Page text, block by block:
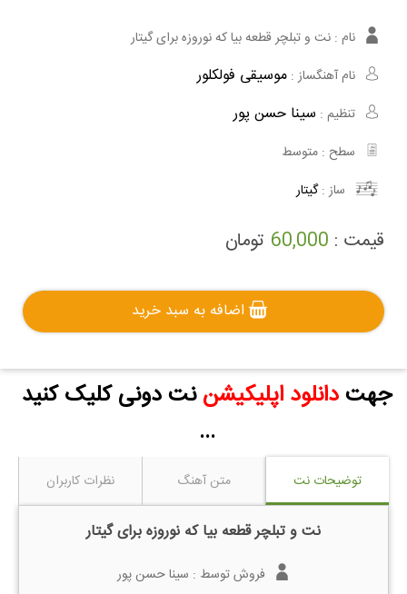
نام : نت و تبلچر قطعه بیا که نوروزه برای گیتار
نام آهنگساز : موسیقی فولکلور
تنظیم : سینا حسن پور
سطح : متوسط
ساز :گیتار
قیمت : 60,000 تومان
اضافه به سبد خرید
جهتدانلود اپلیکیشن نت دونی کلیک کنید
...
توضیحات نت متن آهنگ نظرات کاربران
نت و تبلچر قطعه بیا که نوروزه برای گیتار
فروش توسط : سینا حسن پور